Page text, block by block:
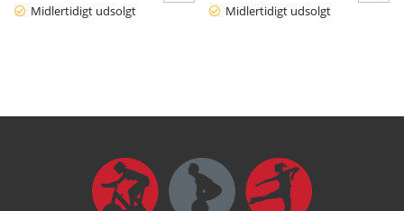
Midlertidigt udsolgt Midlertidigt udsolgt